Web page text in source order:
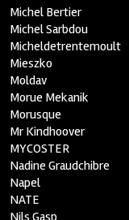
Michel Bertier
Michel Sarbdou
Micheldetrentemoult
Mieszko
Moldav
Morue Mekanik
Morusque
Mr Kindhoover
MYCOSTER
Nadine Graudchibre
Napel
NATE
Nils Gasp